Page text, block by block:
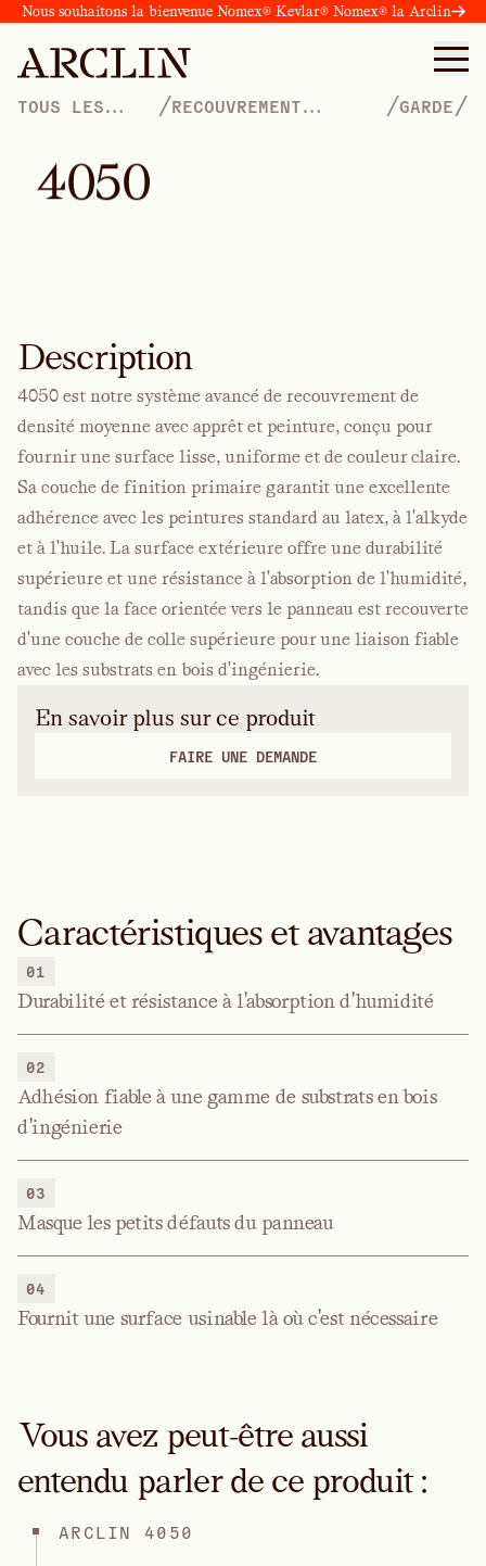
Nous souhaitons la bienvenue Nomex® Kevlar® Nomex® la Arclin
TOUS LES
/RECOUVREMENT
/GARDE /
4050
Description
4050 est notre système avancé de recouvrement de
densité moyenne avec apprêt et peinture, conçu pour
fournir une surface lisse, uniforme et de couleur claire.
Sa couche de finition primaire garantit une excellente
adhérence avec les peintures standard au latex, à l'alkyde
et à l'huile. La surface extérieure offre une durabilité
supérieure et une résistance à l'absorption de l'humidité,
tandis que la face orientée vers le panneau est recouverte
d'une couche de colle supérieure pour une liaison fiable
avec les substrats en bois d'ingénierie.
En savoir plus sur ce produit
FAIRE UNE DEMANDE
Caractéristiques et avantages
01
Durabilité et résistance à l'absorption d'humidité
02
Adhésion fiable à une gamme de substrats en bois
d'ingénierie
03
Masque les petits défauts du panneau
04
Fournit une surface usinable là où c'est nécessaire
Vous avez peut-être aussi
entendu parler de ce produit :
ARCLIN 4050